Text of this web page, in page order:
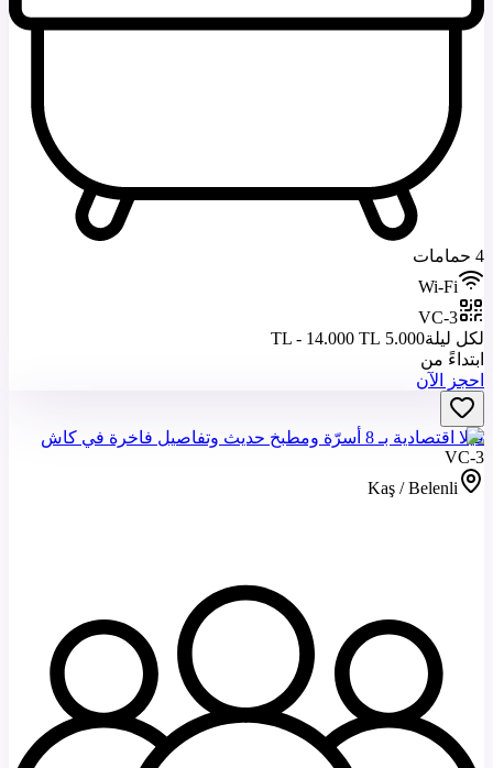
4 حمامات
Wi-Fi
VC-3
لكل ليلة5.000 TL - 14.000 TL
ابتداءً من
احجز الآن
فيلا اقتصادية بـ 8 أسرّة ومطبخ حديث وتفاصيل فاخرة في كاش
VC-3
Kaş / Belenli